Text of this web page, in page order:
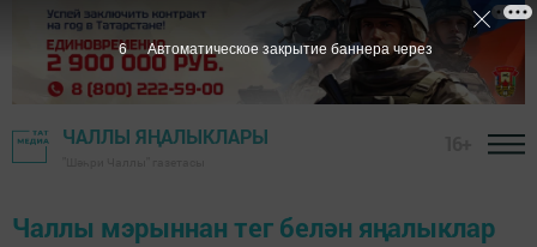
ЧАЛЛЫ ЯҢАЛЫКЛАРЫ
Чаллы мэрыннан тег белән яңалыклар
6 Автоматическое закрытие баннера через